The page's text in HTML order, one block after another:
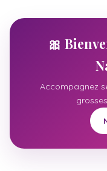
🎀
Accompagnez